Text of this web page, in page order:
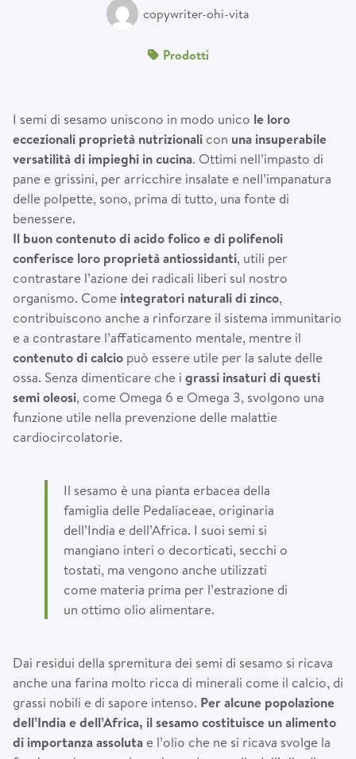
copywriter-ohi-vita
Prodotti
I semi di sesamo uniscono in modo unico le loro
eccezionali proprietà nutrizionali con una insuperabile
versatilitàdi impieghi in cucina. Ottimi nell’impasto di
pane e grissini, per arricchire insalate e nell’impanatura
delle polpette, sono, prima di tutto, una fonte di
benessere.
Il buon contenuto di acido folico e di polifenoli
conferisce loro proprietàantiossidanti, utili per
contrastare l’azione dei radicali liberi sul nostro
organismo. Come integratori naturali di zinco,
contribuiscono anche a rinforzare il sistema immunitario
e a contrastare l’affaticamento mentale, mentre il
contenuto di calcio può essere utile per la salute delle
ossa. Senza dimenticare che i grassi insaturi di questi
semi oleosi, come Omega 6 e Omega 3, svolgono una
funzione utile nella prevenzione delle malattie
cardiocircolatorie.
Il sesamo è una pianta erbacea della
famiglia delle Pedaliaceae, originaria
dell’India e dell’Africa. I suoi semi si
mangiano interi o decorticati, secchi o
tostati, ma vengono anche utilizzati
come materia prima per l’estrazione di
un ottimo olio alimentare.
Dai residui della spremitura dei semi di sesamo si ricava
anche una farina molto ricca di minerali come il calcio, di
grassi nobili e di sapore intenso. Per alcune popolazione
dell’India e dell’Africa, il sesamo costituisce un alimento
di importanza assoluta e l’olio che ne si ricava svolge la